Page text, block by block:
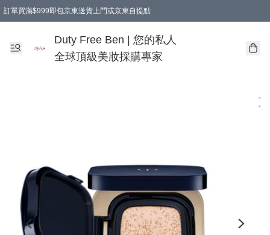
訂單買滿$999即包京東送貨上門或京東自提點
Duty Free Ben | 您的私人
全球頂級美妝採購專家